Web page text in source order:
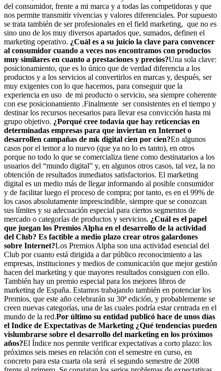
del consumidor, frente a mi marca y a todas las competidoras y que
nos permite transmitir vivencias y valores diferenciales. Por supuesto
se trata también de ser profesionales en el field marketing, que no es
sino uno de los muy diversos apartados que, sumados, definen el
marketing operativo. ¿Cuál es a su juicio la clave para convencer
al consumidor cuando a veces nos encontramos con productos
muy similares en cuanto a prestaciones y precios?Una sola clave:
posicionamiento, que es lo único que de verdad diferencia a los
productos y a los servicios al convertirlos en marcas y, después, ser
muy exigentes con lo que hacemos, para conseguir que la
experiencia en uso de mi producto o servicio, sea siempre coherente
con ese posicionamiento .Finalmente ser consistentes en el tiempo y
destinar los recursos necesarios para llevar esa convicción hasta mi
grupo objetivo. ¿Porqué cree todavía que hay reticencias en
determinadas empresas para que inviertan en Internet o
desarrollen campañas de mk digital cien por cien?En algunos
casos por el temor a lo nuevo (que ya no lo es tanto), en otros
porque no todo lo que se comercializa tiene como destinatarios a los
usuarios del “mundo digital” y, en algunos otros casos, tal vez, la no
obtención de resultados inmediatos satisfactorios. El marketing
digital es un medio más de llegar informando al posible consumidor
y de facilitar luego el proceso de compra; por tanto, es en el 99% de
los casos absolutamente imprescindible, siempre que se conozcan
sus límites y su adecuación especial para ciertos segmentos de
mercado o categorías de productos y servicios. ¿Cuál es el papel
que juegan los Premios Alpha en el desarrollo de la actividad
del Club? Es factible a medio plazo crear otros galardones
sobre Internet?Los Premios Alpha son una actividad esencial del
Club por cuanto está dirigida a dar público reconocimiento a las
empresas, instituciones y medios de comunicación que mejor gestión
hacen del marketing y que mayores resultados consiguen con ello.
También hay un premio especial para los mejores libros de
marketing de España. Estamos trabajando también en potenciar los
Premios, que este año celebrarán su 30ª edición, y probablemente se
creen nuevas categorías, una de las cuales podría estar centrada en el
mundo de la red.Por último su entidad publicó hace de unos días
el Indice de Expectativas de Marketing ¿Qué tendencias pueden
vislumbrarse sobre el desarrollo del marketing en los próximos
años?El Índice nos permite verificar expectativas a corto plazo: los
próximos seis meses en relación con el semestre en curso, en
concreto para esta cuarta ola será el segundo semestre de 2008